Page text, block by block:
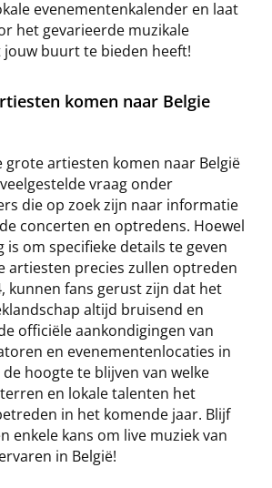
evenementenkalender en laat
het gevarieerde muzikale
buurt te bieden heeft!
komen naar Belgie
grote artiesten komen naar België
vraag onder
die op zoek zijn naar informatie
concerten en optredens. Hoewel
is om specifieke details te geven
artiesten precies zullen optreden
kunnen fans gerust zijn dat het
altijd bruisend en
officiële aankondigingen van
en evenementenlocaties in
hoogte te blijven van welke
en lokale talenten het
in het komende jaar. Blijf
enkele kans om live muziek van
in België!